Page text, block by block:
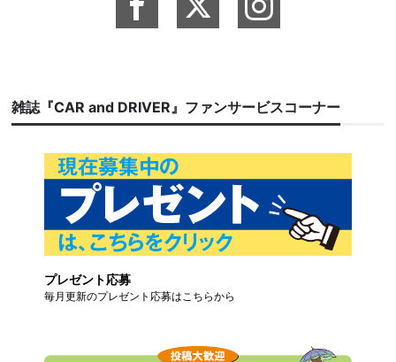
雑誌『CAR and DRIVER』ファンサービスコーナー
プレゼント応募
毎月更新のプレゼント応募はこちらから